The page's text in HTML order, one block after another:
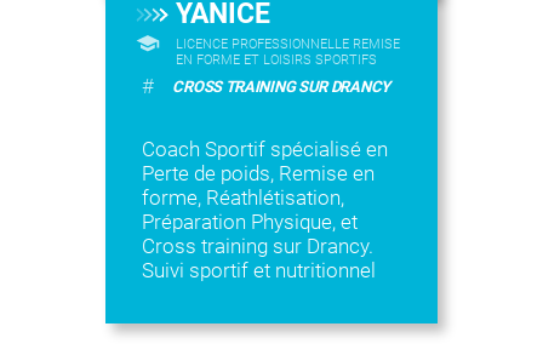
YANICE
LICENCE PROFESSIONNELLE REMISE
EN FORME ET LOISIRS SPORTIFS
# CROSS TRAINING SUR DRANCY
Coach Sportif spécialisé en
Perte de poids, Remise en
forme, Réathlétisation,
Préparation Physique, et
Cross training sur Drancy.
Suivi sportif et nutritionnel